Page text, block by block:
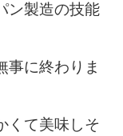
ン製造の技能
事に終わりま
くて美味しそ